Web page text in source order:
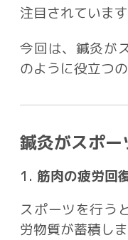
注目されています
今回は、鍼灸が
のように役立つ
鍼灸がスポ
1. 筋肉の疲労回
スポーツを行う
労物質が蓄積しま